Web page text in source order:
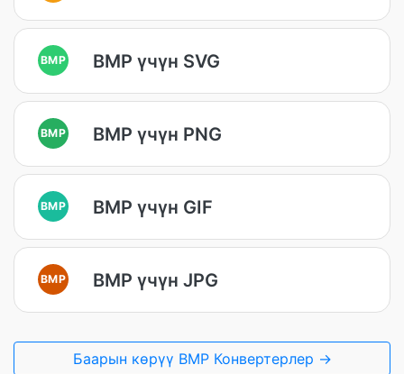
BMP BMP үчүн SVG
BMP BMP үчүн PNG
BMP BMP үчүн GIF
BMP BMP үчүн JPG
Баарын көрүү BMP Конвертерлер →